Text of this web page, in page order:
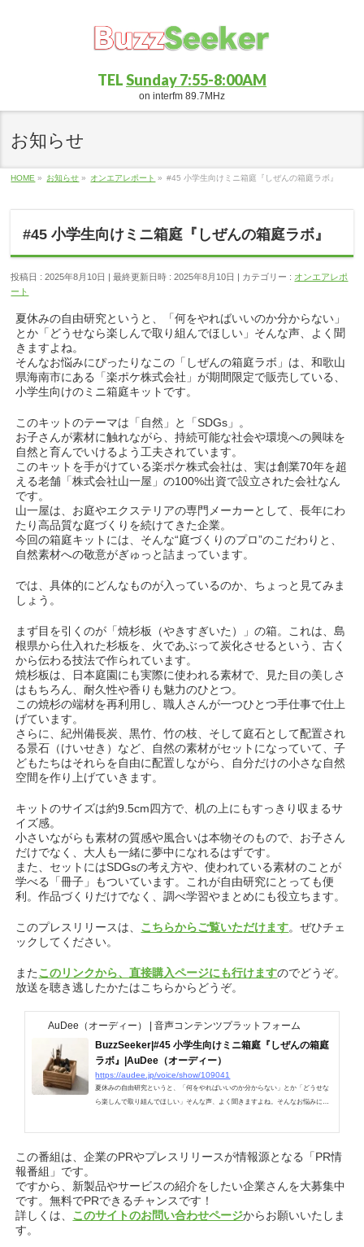
TELSunday 7:55-8:00AM
on interfm 89.7MHz
お知らせ
HOME » お知らせ » オンエアレポート » #45 小学生向けミニ箱庭『しぜんの箱庭ラボ』
#45 小学生向けミニ箱庭『しぜんの箱庭ラボ』
投稿日 : 2025年8月10日 最終更新日時 : 2025年8月10日 カテゴリー : オンエアレポ
ート
夏休みの自由研究というと、「何をやればいいのか分からない」
とか「どうせなら楽しんで取り組んでほしい」そんな声、よく聞
きますよね。
そんなお悩みにぴったりなこの「しぜんの箱庭ラボ」は、和歌山
県海南市にある「楽ポケ株式会社」が期間限定で販売している、
小学生向けのミニ箱庭キットです。
このキットのテーマは「自然」と「SDGs」。
お子さんが素材に触れながら、持続可能な社会や環境への興味を
自然と育んでいけるよう工夫されています。
このキットを手がけている楽ポケ株式会社は、実は創業70年を超
える老舗「株式会社山一屋」の100%出資で設立された会社なん
です。
山一屋は、お庭やエクステリアの専門メーカーとして、長年にわ
たり高品質な庭づくりを続けてきた企業。
今回の箱庭キットには、そんな“庭づくりのプロ”のこだわりと、
自然素材への敬意がぎゅっと詰まっています。
では、具体的にどんなものが入っているのか、ちょっと見てみま
しょう。
まず目を引くのが「焼杉板（やきすぎいた）」の箱。これは、島
根県から仕入れた杉板を、火であぶって炭化させるという、古く
から伝わる技法で作られています。
焼杉板は、日本庭園にも実際に使われる素材で、見た目の美しさ
はもちろん、耐久性や香りも魅力のひとつ。
この焼杉の端材を再利用し、職人さんが一つひとつ手仕事で仕上
げています。
さらに、紀州備長炭、黒竹、竹の枝、そして庭石として配置され
る景石（けいせき）など、自然の素材がセットになっていて、子
どもたちはそれらを自由に配置しながら、自分だけの小さな自然
空間を作り上げていきます。
キットのサイズは約9.5cm四方で、机の上にもすっきり収まるサ
イズ感。
小さいながらも素材の質感や風合いは本物そのもので、お子さん
だけでなく、大人も一緒に夢中になれるはずです。
また、セットにはSDGsの考え方や、使われている素材のことが
学べる「冊子」もついています。これが自由研究にとっても便
利。作品づくりだけでなく、調べ学習やまとめにも役立ちます。
このプレスリリースは、 こちらからご覧いただけます。ぜひチェ
ックしてください。
またこのリンクから、直接購入ページにも行けますのでどうぞ。
放送を聴き逃したかたはこちらからどうぞ。
AuDee（オーディー） | 音声コンテンツプラットフォーム
BuzzSeeker|#45 小学生向けミニ箱庭『しぜんの箱庭
ラボ』|AuDee（オーディー）
https://audee.jp/voice/show/109041
夏休みの自由研究というと、「何をやればいいのか分からない」とか「どうせな
ら楽しんで取り組んでほしい」そんな声、よく聞きますよね。そんなお悩みにぴ
この番組は、企業のPRやプレスリリースが情報源となる「PR情
報番組」です。
ですから、新製品やサービスの紹介をしたい企業さんを大募集中
です。無料でPRできるチャンスです！
詳しくは、 このサイトのお問い合わせページからお願いいたしま
す。